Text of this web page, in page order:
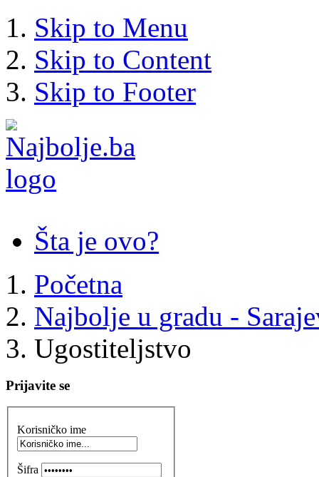
Skip to Menu
Skip to Content
Skip to Footer
Šta je ovo?
Početna
Najbolje u gradu -
Ugostiteljstvo
Prijavite se
Korisničko ime
Šifra